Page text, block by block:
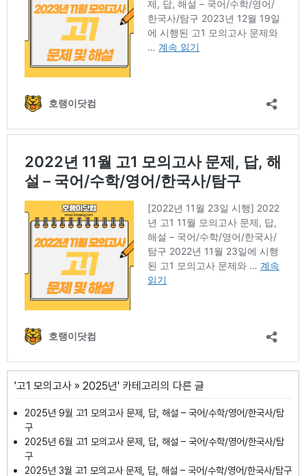
'고1 모의고사 » 2025년' 카테고리의 다른 글
2025년 9월 고1 모의고사 문제, 답, 해설 – 국어/수학/영어/한국사/탐
구
2025년 6월 고1 모의고사 문제, 답, 해설 – 국어/수학/영어/한국사/탐
구
2025년 3월 고1 모의고사 문제, 답, 해설 – 국어/수학/영어/한국사/탐구